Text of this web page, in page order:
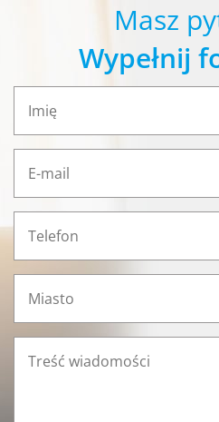
Masz
Wypełnij